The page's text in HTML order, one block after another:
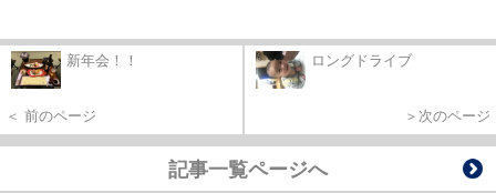
新年会！！
＜ 前のページ
ロングドライブ
＞次のページ
記事一覧ページへ